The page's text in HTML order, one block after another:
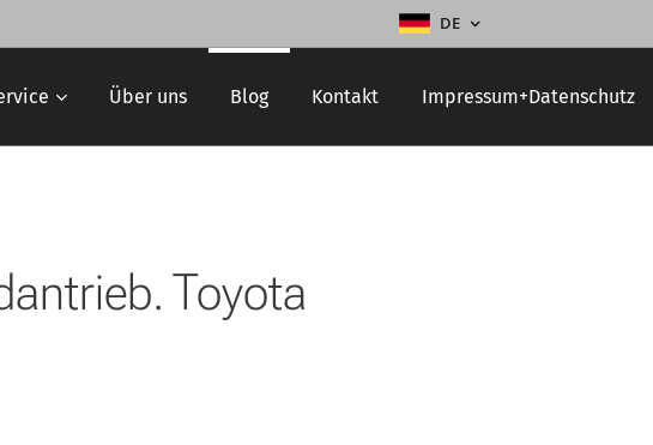
DE
Über uns Blog Kontakt Impressum+Datenschutz
Toyota